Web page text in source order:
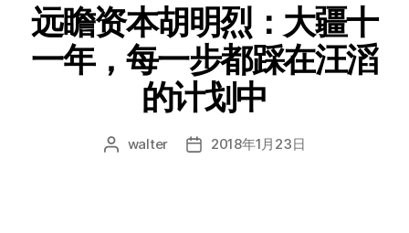
远瞻资本胡明烈：大疆十
一年，每一步都踩在汪滔
的计划中
walter 2018年1月23日